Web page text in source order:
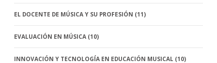
EL DOCENTE DE MÚSICA Y SU PROFESIÓN (11)
EVALUACIÓN EN MÚSICA (10)
INNOVACIÓN Y TECNOLOGÍA EN EDUCACIÓN MUSICAL (10)